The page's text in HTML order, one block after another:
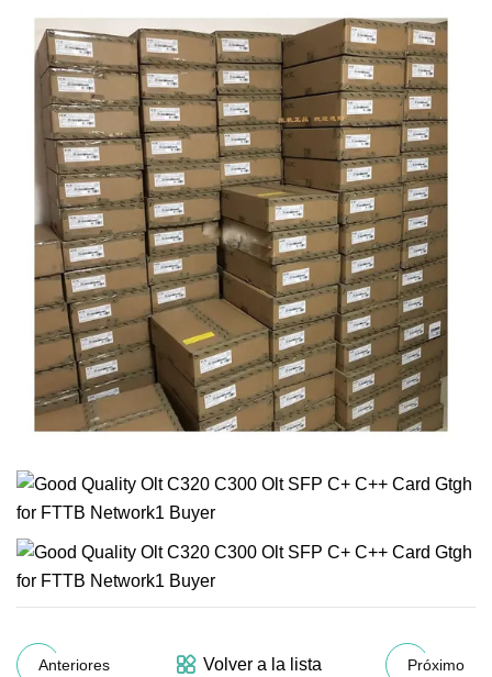
Anteriores Volver a la lista Próximo